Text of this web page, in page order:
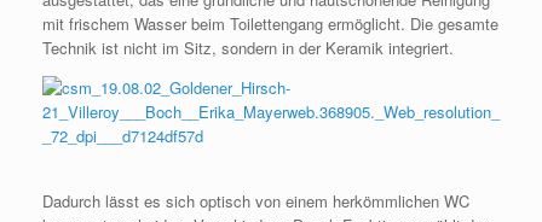
mit frischem Wasser beim Toilettengang ermöglicht. Die gesamte
Technik ist nicht im Sitz, sondern in der Keramik integriert.
Dadurch lässt es sich optisch von einem herkömmlichen WC